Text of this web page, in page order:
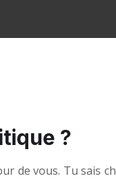
?
de vous. Tu sais